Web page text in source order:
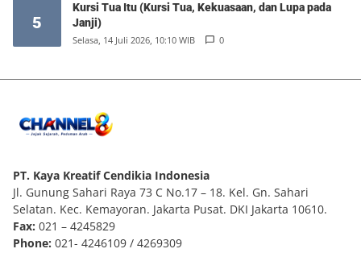
5
Kursi Tua Itu (Kursi Tua, Kekuasaan, dan Lupa pada
Janji)
Selasa, 14 Juli 2026, 10:10 WIB 0
PT. Kaya Kreatif Cendikia Indonesia
Jl. Gunung Sahari Raya 73 C No.17 – 18. Kel. Gn. Sahari
Selatan. Kec. Kemayoran. Jakarta Pusat. DKI Jakarta 10610.
Fax: 021 – 4245829
Phone: 021- 4246109 / 4269309